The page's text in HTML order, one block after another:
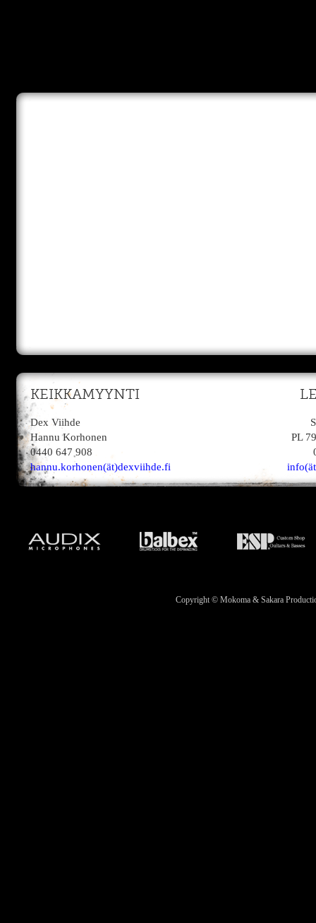
KEIKKAMYYNTI
Dex Viihde
Hannu Korhonen
0440 647 908
hannu.korhonen(ät)dexviihde.fi
PL
Copyright © Mokoma & Sakara